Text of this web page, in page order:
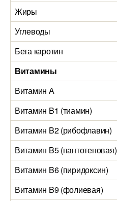
Жиры
Углеводы
Бета каротин
Витамины
Витамин А
Витамин B1 (тиамин)
Витамин B2 (рибофлавин)
Витамин B5 (пантотеновая)
Витамин B6 (пиридоксин)
Витамин B9 (фолиевая)